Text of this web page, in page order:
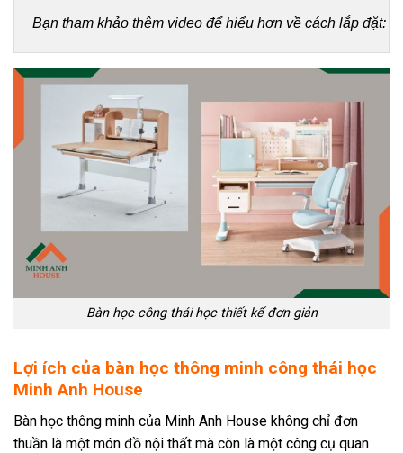
Bạn tham khảo thêm video để hiểu hơn về cách lắp đặt:
Bàn học công thái học thiết kế đơn giản
Lợi ích của bàn học thông minh công thái học
Minh Anh House
Bàn học thông minh của Minh Anh House không chỉ đơn
thuần là một món đồ nội thất mà còn là một công cụ quan